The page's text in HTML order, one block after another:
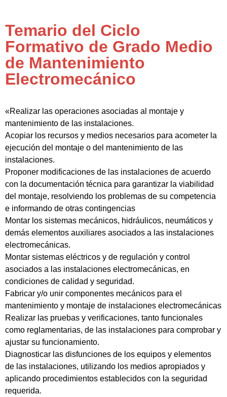
Temario del Ciclo
Formativo de Grado Medio
de Mantenimiento
Electromecánico
«Realizar las operaciones asociadas al montaje y
mantenimiento de las instalaciones.
Acopiar los recursos y medios necesarios para acometer la
ejecución del montaje o del mantenimiento de las
instalaciones.
Proponer modificaciones de las instalaciones de acuerdo
con la documentación técnica para garantizar la viabilidad
del montaje, resolviendo los problemas de su competencia
e informando de otras contingencias
Montar los sistemas mecánicos, hidráulicos, neumáticos y
demás elementos auxiliares asociados a las instalaciones
electromecánicas.
Montar sistemas eléctricos y de regulación y control
asociados a las instalaciones electromecánicas, en
condiciones de calidad y seguridad.
Fabricar y/o unir componentes mecánicos para el
mantenimiento y montaje de instalaciones electromecánicas
Realizar las pruebas y verificaciones, tanto funcionales
como reglamentarias, de las instalaciones para comprobar y
ajustar su funcionamiento.
Diagnosticar las disfunciones de los equipos y elementos
de las instalaciones, utilizando los medios apropiados y
aplicando procedimientos establecidos con la seguridad
requerida.